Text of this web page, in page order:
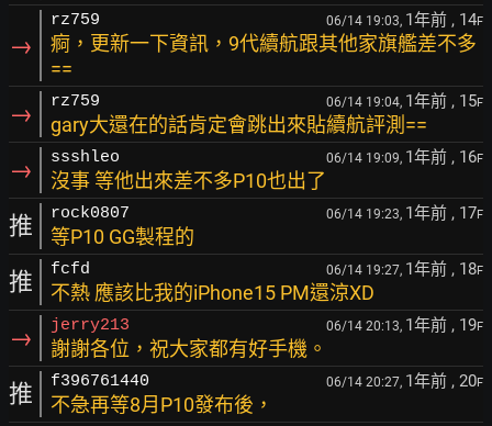
→
rz759 06/14 19:03, 1年前 , 14F
痾，更新一下資訊，9代續航跟其他家旗艦差不多
==
→ rz759 06/14 19:04, 1年前 , 15F
gary大還在的話肯定會跳出來貼續航評測==
→ ssshleo 06/14 19:09, 1年前 , 16F
沒事 等他出來差不多P10也出了
推 rock0807 06/14 19:23, 1年前 , 17F
等P10 GG製程的
推 fcfd 06/14 19:27, 1年前 , 18F
不熱 應該比我的iPhone15 PM還涼XD
→ jerry213 06/14 20:13, 1年前 , 19F
謝謝各位，祝大家都有好手機。
推 f396761440 06/14 20:27, 1年前 , 20F
不急再等8月P10發布後，